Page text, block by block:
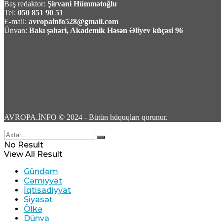
06 Avqust 2026 / 13:22
15
117
Elxan Şahinoğlu:”Kreml Ceyhun
06 Avqust 2026 / 12:33
Baş redaktor: Şirvani Hümmətoğlu
Tel: 050 851 90 51
E-mail: avropainfo528@gmail.com
Ünvan: Bakı şəhəri, Akademik Həsən Əliyev küçəsi 96
AVROPA.İNFO © 2024 - Bütün hüquqları qorunur.
No Result
View All Result
Gündəm
Cəmiyyət
İqtisadiyyat
Siyasət
Ölkə
Dünya